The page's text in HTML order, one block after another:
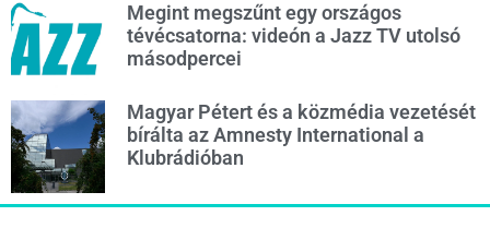
Megint megszűnt egy országos
tévécsatorna: videón a Jazz TV utolsó
másodpercei
Magyar Pétert és a közmédia vezetését
bírálta az Amnesty International a
Klubrádióban